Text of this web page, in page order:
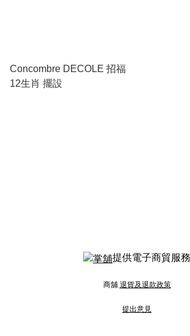
Concombre DECOLE 招福
12生肖 擺設
提供電子商貿服務
商舖 退貨及退款政策
提出意見